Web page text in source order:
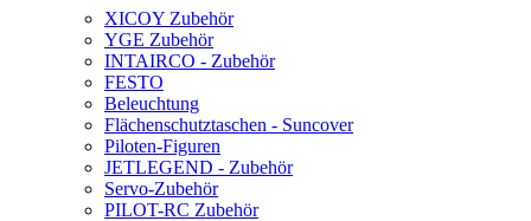
XICOY Zubehör
YGE Zubehör
INTAIRCO - Zubehör
FESTO
Beleuchtung
Flächenschutztaschen - Suncover
Piloten-Figuren
JETLEGEND - Zubehör
Servo-Zubehör
PILOT-RC Zubehör